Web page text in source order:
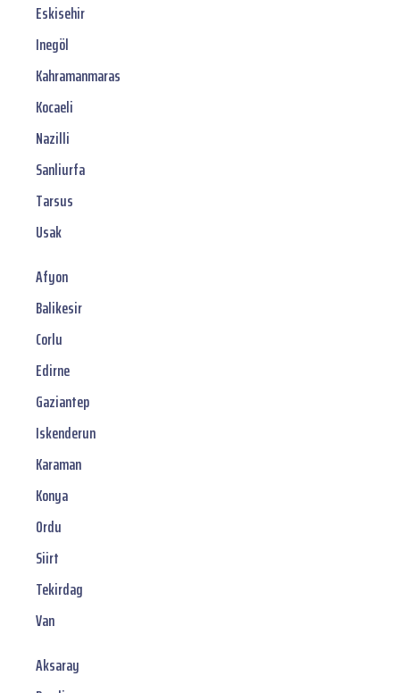
Eskisehir
Inegöl
Kahramanmaras
Kocaeli
Nazilli
Sanliurfa
Tarsus
Usak
Afyon
Balikesir
Corlu
Edirne
Gaziantep
Iskenderun
Karaman
Konya
Ordu
Siirt
Tekirdag
Van
Aksaray